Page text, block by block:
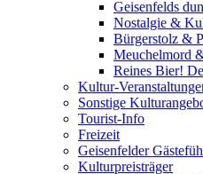
Geisenfelds
Nostalgie &
Bürgerstolz &
Meuchelmord
Reines Bier!
Kultur-
Sonstige
Tourist-Info
Freizeit
Geisenfelder
Kulturpreisträger